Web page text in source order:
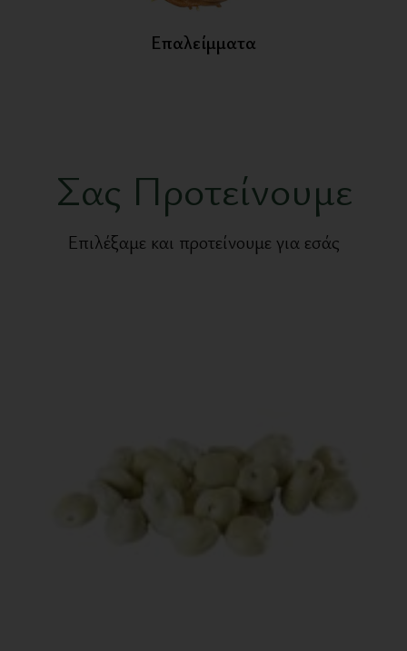
Μπαχαρικά
Σας Προτείνουμε
Επιλέξαμε και προτείνουμε για εσάς